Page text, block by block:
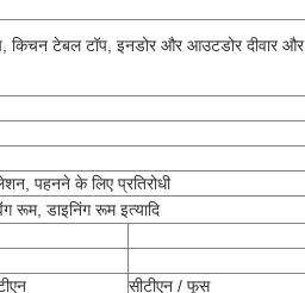
टेबल टॉप, इनडोर और आउटडोर दीवार और
पहनने के लिए प्रतिरोधी
रूम, डाइनिंग रूम इत्यादि
सीटीएन / फूस